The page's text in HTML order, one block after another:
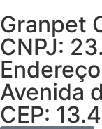
Granpet
CNPJ:
Avenida
CEP: